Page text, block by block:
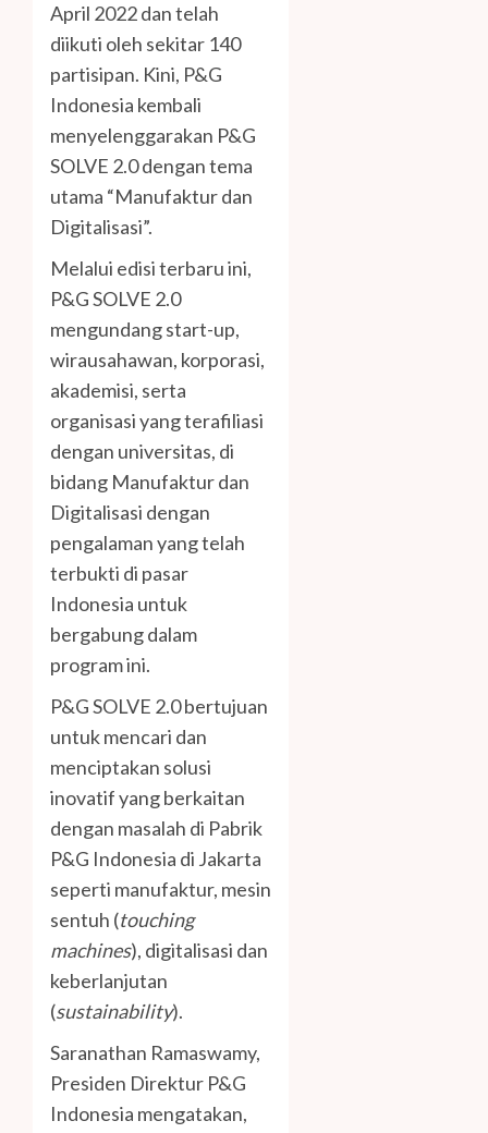
April 2022 dan telah
diikuti oleh sekitar 140
partisipan. Kini, P&G
Indonesia kembali
menyelenggarakan P&G
SOLVE 2.0 dengan tema
utama “Manufaktur dan
Digitalisasi”.
Melalui edisi terbaru ini,
P&G SOLVE 2.0
mengundang start-up,
wirausahawan, korporasi,
akademisi, serta
organisasi yang terafiliasi
dengan universitas, di
bidang Manufaktur dan
Digitalisasi dengan
pengalaman yang telah
terbukti di pasar
Indonesia untuk
bergabung dalam
program ini.
P&G SOLVE 2.0 bertujuan
untuk mencari dan
menciptakan solusi
inovatif yang berkaitan
dengan masalah di Pabrik
P&G Indonesia di Jakarta
seperti manufaktur, mesin
sentuh (touching
machines), digitalisasi dan
keberlanjutan
(sustainability).
Saranathan Ramaswamy,
Presiden Direktur P&G
Indonesia mengatakan,